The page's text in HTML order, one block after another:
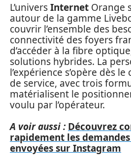
L’universInternet Orange
autour de la gamme
couvrir l’ensemble des
connectivité des foyers
d’accéder à la fibre
solutions hybrides. La
l’expérience s’opère dès
de service, avec trois
matérialisent le
voulu par l’opérateur.
A voir aussi : Découvrez
rapidement les
envoyées sur Instagram